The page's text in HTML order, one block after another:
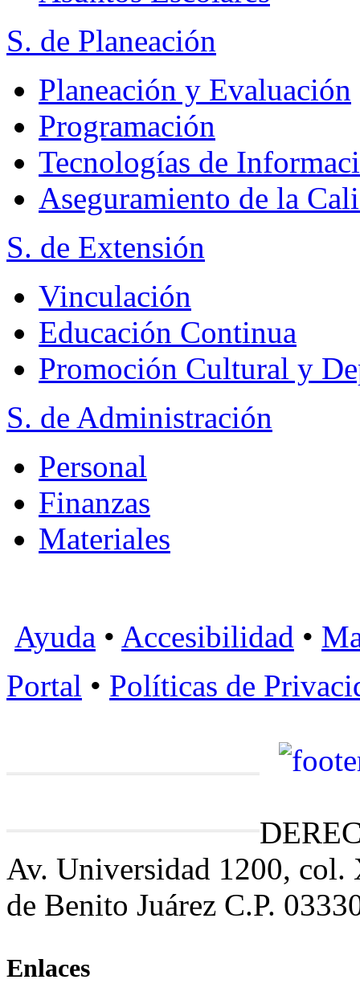
S. de Planeación
Planeación y Evaluación
Programación
Tecnologías de
Aseguramiento de la
S. de Extensión
Vinculación
Educación Continua
Promoción Cultural y
S. de Administración
Personal
Finanzas
Materiales
Ayuda • Accesibilidad •
Portal • Políticas de
Av. Universidad 1200,
de Benito Juárez C.P.
Enlaces